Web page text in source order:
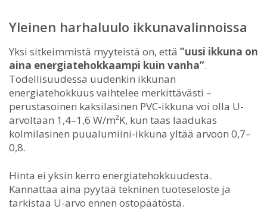
Yleinen harhaluulo ikkunavalinnoissa
Yksi sitkeimmistä myyteistä on, että ”uusi ikkuna on
aina energiatehokkaampi kuin vanha”.
Todellisuudessa uudenkin ikkunan
energiatehokkuus vaihtelee merkittävästi –
perustasoinen kaksilasinen PVC-ikkuna voi olla U-
arvoltaan 1,4–1,6 W/m²K, kun taas laadukas
kolmilasinen puualumiini-ikkuna yltää arvoon 0,7–
0,8.
Hinta ei yksin kerro energiatehokkuudesta.
Kannattaa aina pyytää tekninen tuoteseloste ja
tarkistaa U-arvo ennen ostopäätöstä.